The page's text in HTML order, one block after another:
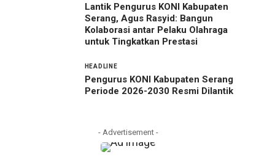
Lantik Pengurus KONI Kabupaten
Serang, Agus Rasyid: Bangun
Kolaborasi antar Pelaku Olahraga
untuk Tingkatkan Prestasi
HEADLINE
Pengurus KONI Kabupaten Serang
Periode 2026-2030 Resmi Dilantik
- Advertisement -